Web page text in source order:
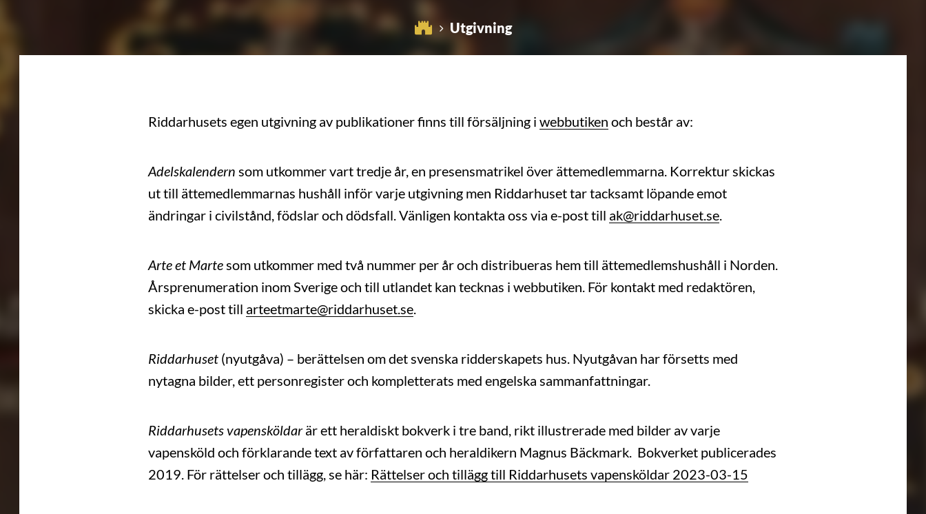
Utgivning
Riddarhusets egen utgivning av publikationer finns till försäljning i webbutiken och består av:
Adelskalendern som utkommer vart tredje år, en presensmatrikel över ättemedlemmarna. Korrektur skickas
ut till ättemedlemmarnas hushåll inför varje utgivning men Riddarhuset tar tacksamt löpande emot
ändringar i civilstånd, födslar och dödsfall. Vänligen kontakta oss via e-post till ak@riddarhuset.se.
Arte et Martesom utkommer med två nummer per år och distribueras hem till ättemedlemshushåll i Norden.
Årsprenumeration inom Sverige och till utlandet kan tecknas i webbutiken. För kontakt med redaktören,
skicka e-post till arteetmarte@riddarhuset.se.
Riddarhuset (nyutgåva) – berättelsen om det svenska ridderskapets hus. Nyutgåvan har försetts med
nytagna bilder, ett personregister och kompletterats med engelska sammanfattningar.
Riddarhusets vapensköldarär ett heraldiskt bokverk i tre band, rikt illustrerade med bilder av varje
vapensköld och förklarande text av författaren och heraldikern Magnus Bäckmark. Bokverket publicerades
2019. För rättelser och tillägg, se här: Rättelser och tillägg till Riddarhusets vapensköldar 2023-03-15